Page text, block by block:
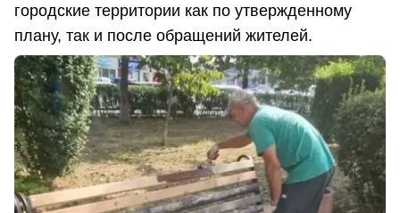
городские территории как по утвержденному
плану, так и после обращений жителей.